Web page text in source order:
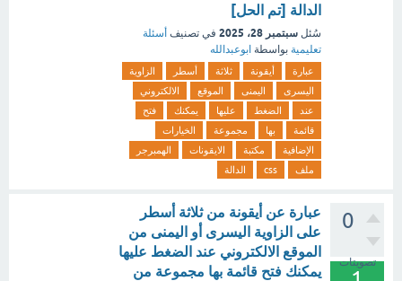
الدالة [تم الحل]
سُئل سبتمبر 28، 2025 في تصنيف أسئلة
تعليمية بواسطة ابوعبدالله
عبارة أيقونة ثلاثة أسطر
الزاوية
اليسرى
اليمنى الموقع
الالكتروني
عند
الضغط عليها يمكنك
فتح
قائمة
بها مجموعة
الخيارات
الإضافية
مكتبة الايقونات
الهمبرجر
ملف
css الدالة
0
تصويتات
عبارة عن أيقونة من ثلاثة أسطر
على الزاوية اليسرى أو اليمنى من
الموقع الالكتروني عند الضغط عليها
يمكنك فتح قائمة بها مجموعة من